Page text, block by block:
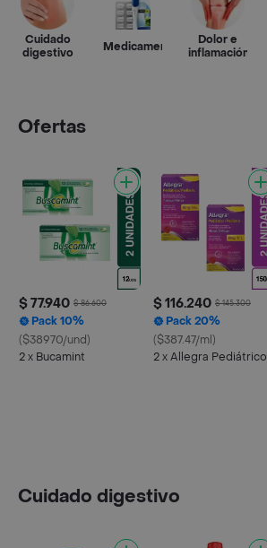
Cuidado
digestivo
Medicamentos
Dolor e
inflamación
Ofertas
$ 77.940 $ 86.600
Pack 10%
($38970/und)
2 x Bucamint
$ 116.240 $ 145.300
Pack 20%
($387.47/ml)
2 x Allegra Pediátrico
Cuidado digestivo